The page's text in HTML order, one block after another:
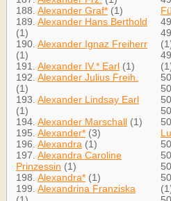
188. Alexander Graf* (1)
189. Alexander Hans Berthold
(1)
190. Alexander Ignaz Freiherr
(1)
191. Alexander IV.* Earl (1)
192. Alexander Julius Freih.
(1)
193. Alexander Lindsay Earl
(1)
194. Alexander Marschall (1)
195. Alexander* (3)
196. Alexandra (1)
197. Alexandra Caroline
Prinzessin (1)
198. Alexandra* (1)
199. Alexandrina Franziska